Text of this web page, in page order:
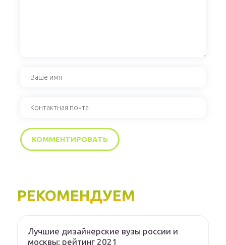
РЕКОМЕНДУЕМ
Лучшие дизайнерские вузы россии и
москвы: рейтинг 2021